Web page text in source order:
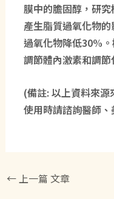
膜中的膽固醇，研
產生脂質過氧化物
過氧化物降低30%
調節體內激素和調節
(備註: 以上資料來
使用時請諮詢醫師
←上一篇 文章